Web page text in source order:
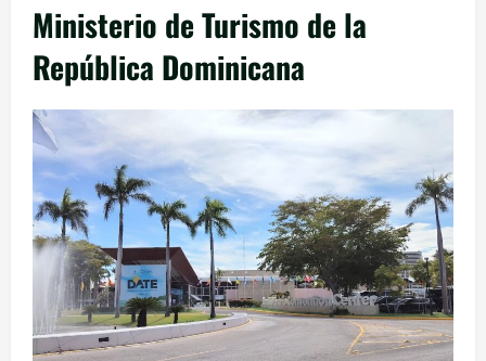
Ministerio de Turismo de la
República Dominicana